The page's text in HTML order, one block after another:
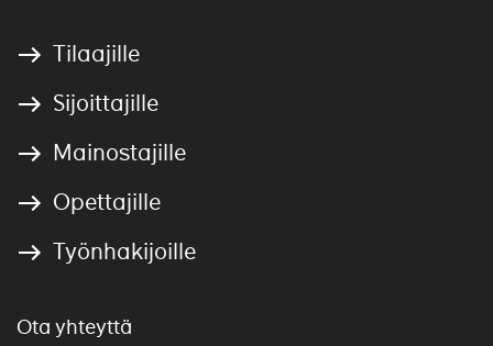
Tilaajille
Sijoittajille
Mainostajille
Opettajille
Työnhakijoille
Ota yhteyttä